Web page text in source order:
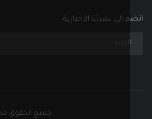
إلى نشرتنا الإخبارية
جميع الحقوق محفوظة